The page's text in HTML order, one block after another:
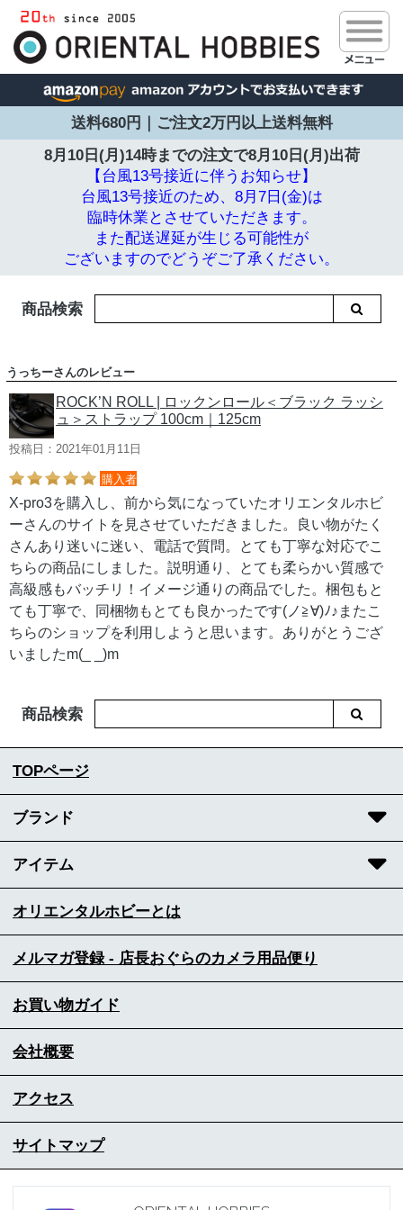
送料680円｜ご注文2万円以上送料無料
8月10日(月)14時までの注文で8月10日(月)出荷
【台風13号接近に伴うお知らせ】
台風13号接近のため、8月7日(金)は
臨時休業とさせていただきます。
また配送遅延が生じる可能性が
ございますのでどうぞご了承ください。
商品検索
うっちーさんのレビュー
ROCK’N ROLL | ロックンロール＜ブラック ラッシ
ュ＞ストラップ 100cm｜125cm
投稿日：2021年01月11日
購入者
X-pro3を購入し、前から気になっていたオリエンタルホビ
ーさんのサイトを見させていただきました。良い物がたく
さんあり迷いに迷い、電話で質問。とても丁寧な対応でこ
ちらの商品にしました。説明通り、とても柔らかい質感で
高級感もバッチリ！イメージ通りの商品でした。梱包もと
ても丁寧で、同梱物もとても良かったです(ノ≧∀)ﾉ♪またこ
ちらのショップを利用しようと思います。ありがとうござ
いましたm(_ _)m
商品検索
TOPページ
ブランド
アイテム
オリエンタルホビーとは
メルマガ登録 - 店長おぐらのカメラ用品便り
お買い物ガイド
会社概要
アクセス
サイトマップ